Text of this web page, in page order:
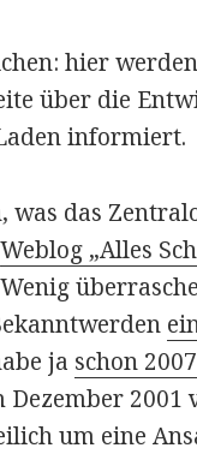
hier
über die
informiert.
was das
Weblog „Alles
ja schon
um eine